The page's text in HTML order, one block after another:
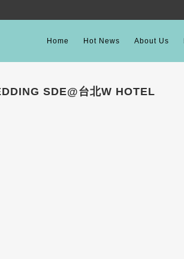
Home Hot News About Us
SDE@台北W HOTEL